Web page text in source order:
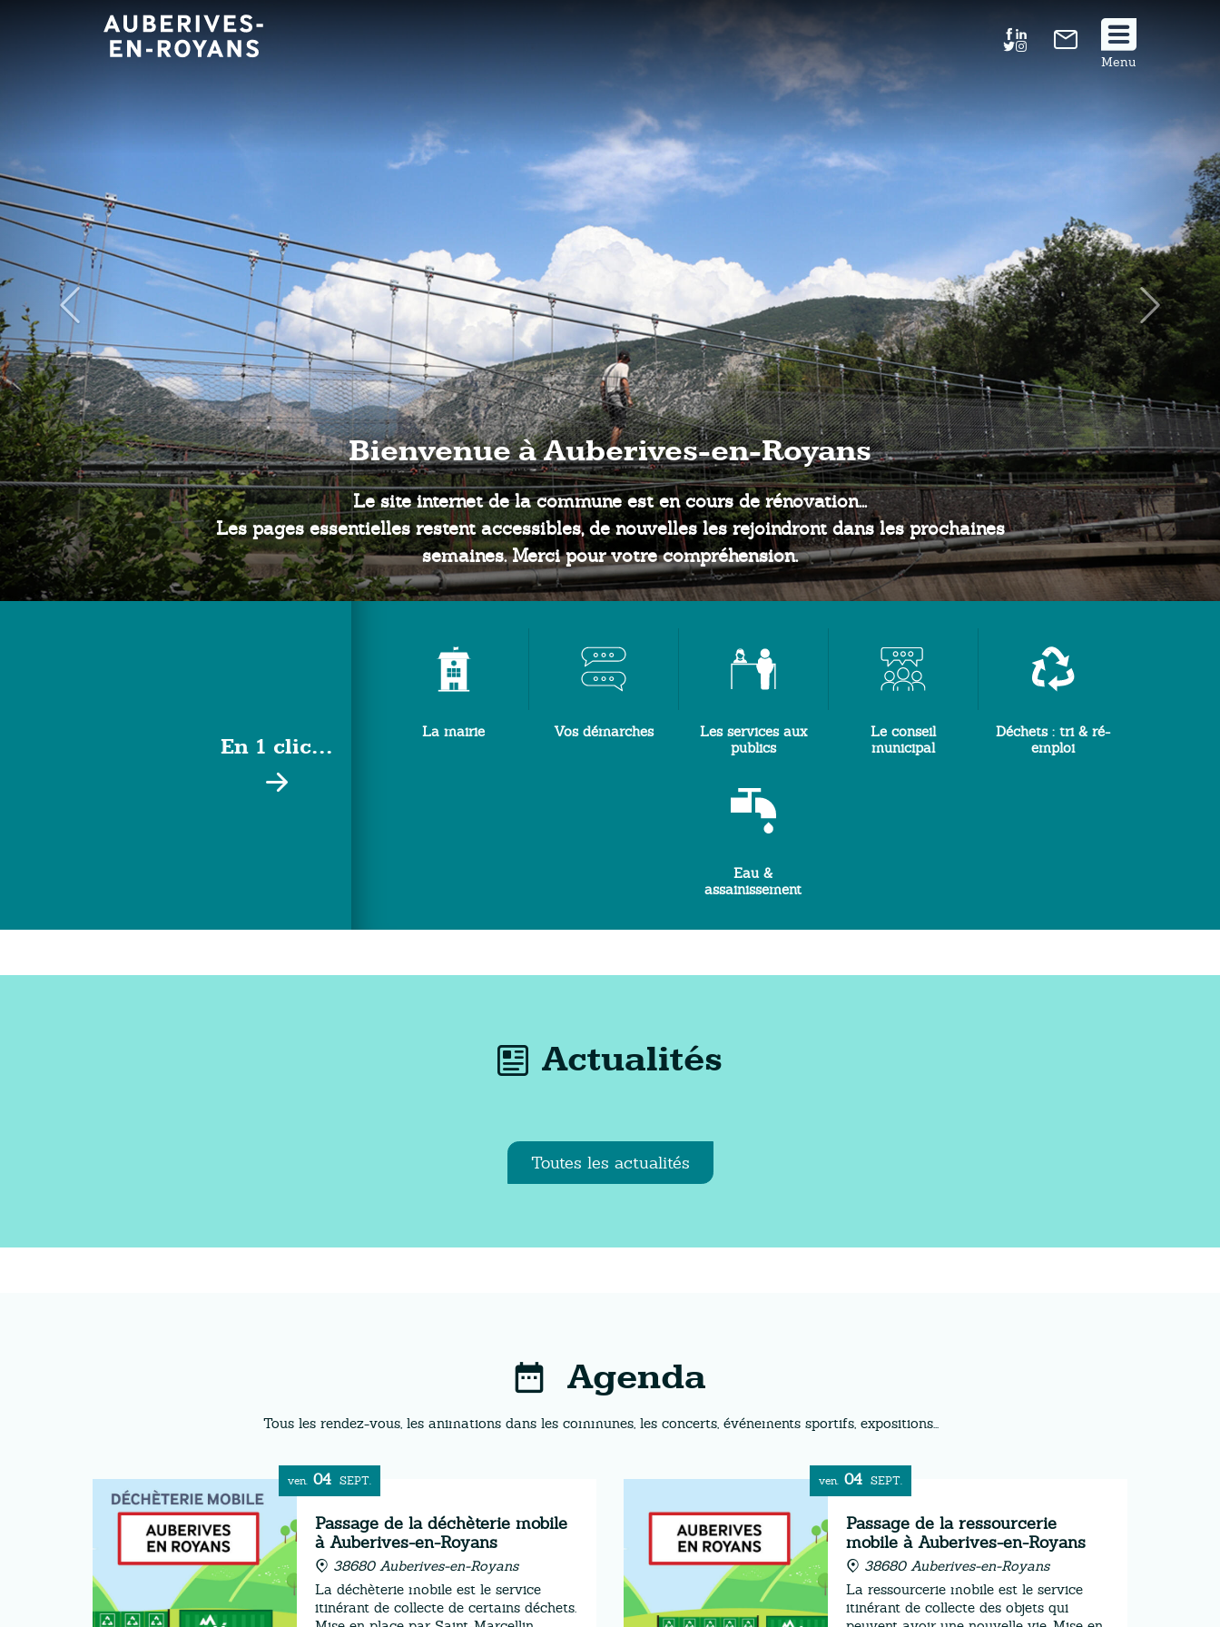
Suivez Menu
Le canal de la Bourne
En 1 clic...
La mairie Vos démarches
Les services aux
publics
Le conseil
municipal
Déchets : tri & ré-
emploi
Eau &
assainissement
Actualités
Toutes les actualités
Agenda
Tous les rendez-vous, les animations dans les communes, les concerts, événements sportifs, expositions...
ven. 04 SEPT.
Passage de la déchèterie mobile
à Auberives-en-Royans
38680 Auberives-en-Royans
La déchèterie mobile est le service
itinérant de collecte de certains déchets.
ven. 04 SEPT.
Passage de la ressourcerie
mobile à Auberives-en-Royans
38680 Auberives-en-Royans
La ressourcerie mobile est le service
itinérant de collecte des objets qui
Panneau de gestion des cookies